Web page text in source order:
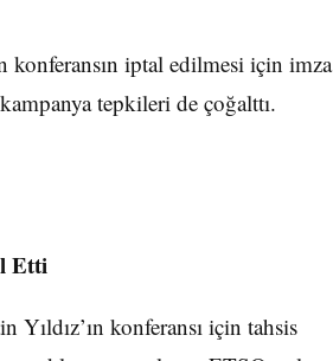
konferansın iptal edilmesi için imza
tepkileri de çoğalttı.
Etti
konferansı için tahsis